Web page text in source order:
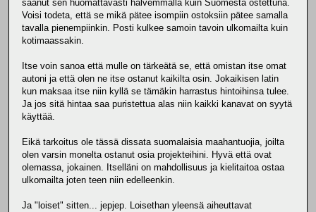
saanut sen huomattavasti halvemmalla kuin Suomesta ostettuna.
Voisi todeta, että se mikä pätee isompiin ostoksiin pätee samalla
tavalla pienempiinkin. Posti kulkee samoin tavoin ulkomailta kuin
kotimaassakin.
Itse voin sanoa että mulle on tärkeätä se, että omistan itse omat
autoni ja että olen ne itse ostanut kaikilta osin. Jokaikisen latin
kun maksaa itse niin kyllä se tämäkin harrastus hintoihinsa tulee.
Ja jos sitä hintaa saa puristettua alas niin kaikki kanavat on syytä
käyttää.
Eikä tarkoitus ole tässä dissata suomalaisia maahantuojia, joilta
olen varsin monelta ostanut osia projekteihini. Hyvä että ovat
olemassa, jokainen. Itselläni on mahdollisuus ja kielitaitoa ostaa
ulkomailta joten teen niin edelleenkin.
Ja "loiset" sitten... jepjep. Loisethan yleensä aiheuttavat